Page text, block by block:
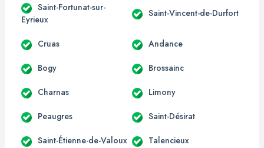
Saint-Fortunat-sur-
Eyrieux
Saint-Vincent-de-Durfort
Cruas Andance
Bogy Brossainc
Charnas Limony
Peaugres Saint-Désirat
Saint-Étienne-de-Valoux Talencieux